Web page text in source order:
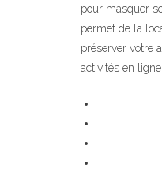
pour masquer
permet de la
préserver votre
activités en